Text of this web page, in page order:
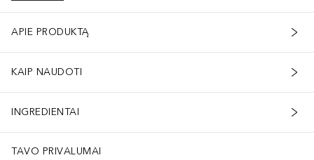
APIE PRODUKTĄ
KAIP NAUDOTI
INGREDIENTAI
TAVO PRIVALUMAI